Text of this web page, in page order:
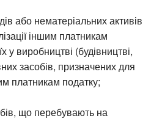
або нематеріальних активів
іншим платникам
у виробництві (будівництві,
засобів, призначених для
платникам податку;
що перебувають на